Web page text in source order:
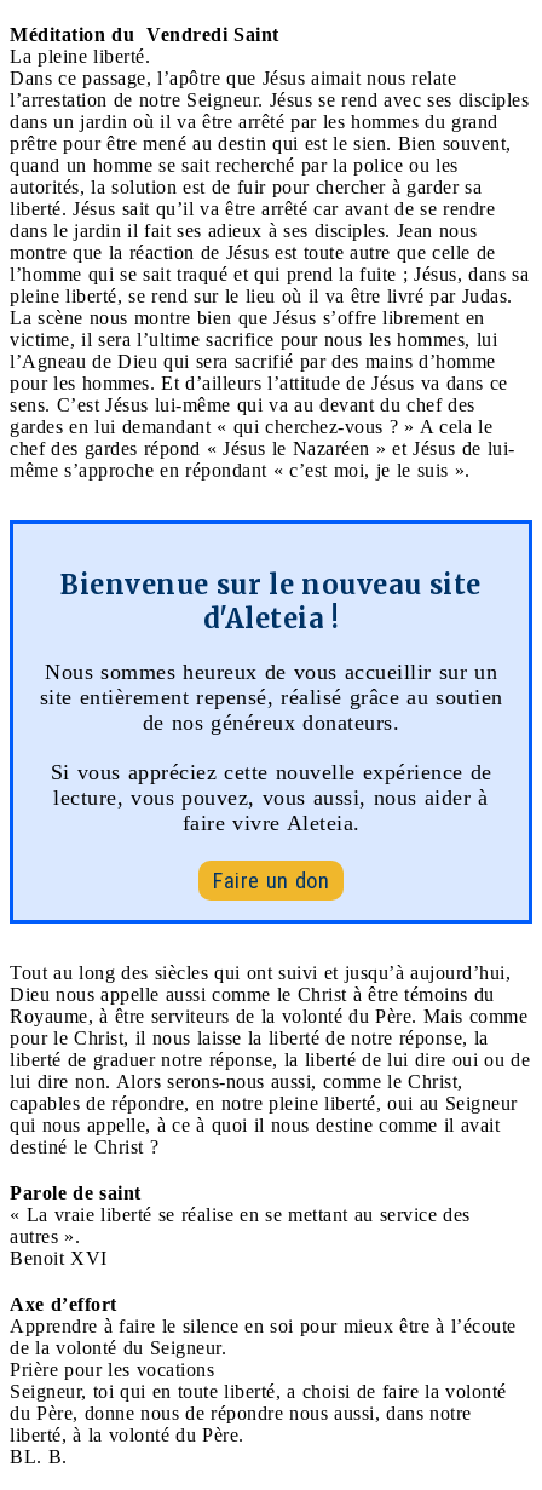
Méditation du Vendredi Saint
La pleine liberté.
Dans ce passage, l’apôtre que Jésus aimait nous relate
l’arrestation de notre Seigneur. Jésus se rend avec ses disciples
dans un jardin où il va être arrêté par les hommes du grand
prêtre pour être mené au destin qui est le sien. Bien souvent,
quand un homme se sait recherché par la police ou les
autorités, la solution est de fuir pour chercher à garder sa
liberté. Jésus sait qu’il va être arrêté car avant de se rendre
dans le jardin il fait ses adieux à ses disciples. Jean nous
montre que la réaction de Jésus est toute autre que celle de
l’homme qui se sait traqué et qui prend la fuite ; Jésus, dans sa
pleine liberté, se rend sur le lieu où il va être livré par Judas.
La scène nous montre bien que Jésus s’offre librement en
victime, il sera l’ultime sacrifice pour nous les hommes, lui
l’Agneau de Dieu qui sera sacrifié par des mains d’homme
pour les hommes. Et d’ailleurs l’attitude de Jésus va dans ce
sens. C’est Jésus lui-même qui va au devant du chef des
gardes en lui demandant « qui cherchez-vous ? » A cela le
chef des gardes répond « Jésus le Nazaréen » et Jésus de lui-
même s’approche en répondant « c’est moi, je le suis ».
Bienvenue sur le nouveau site
d'Aleteia !
Nous sommes heureux de vous accueillir sur un
site entièrement repensé, réalisé grâce au soutien
de nos généreux donateurs.
Si vous appréciez cette nouvelle expérience de
lecture, vous pouvez, vous aussi, nous aider à
faire vivre Aleteia.
Faire un don
Tout au long des siècles qui ont suivi et jusqu’à aujourd’hui,
Dieu nous appelle aussi comme le Christ à être témoins du
Royaume, à être serviteurs de la volonté du Père. Mais comme
pour le Christ, il nous laisse la liberté de notre réponse, la
liberté de graduer notre réponse, la liberté de lui dire oui ou de
lui dire non. Alors serons-nous aussi, comme le Christ,
capables de répondre, en notre pleine liberté, oui au Seigneur
qui nous appelle, à ce à quoi il nous destine comme il avait
destiné le Christ ?
Parole de saint
« La vraie liberté se réalise en se mettant au service des
autres ».
Benoit XVI
Axe d’effort
Apprendre à faire le silence en soi pour mieux être à l’écoute
de la volonté du Seigneur.
Prière pour les vocations
Seigneur, toi qui en toute liberté, a choisi de faire la volonté
du Père, donne nous de répondre nous aussi, dans notre
liberté, à la volonté du Père.
BL. B.